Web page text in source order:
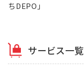
ちDEPO」
サービス一覧